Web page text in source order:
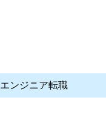
エンジニア転職